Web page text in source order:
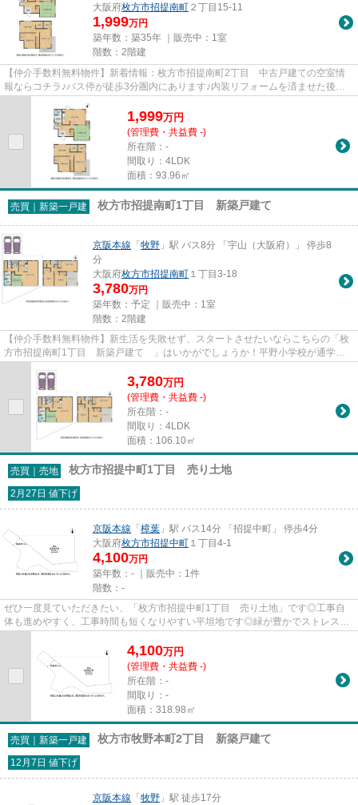
大阪府枚方市招提南町 ２丁目15-11
1,999万円
築年数：築35年 ｜販売中： 1室
階数：2階建
【仲介手数料無料物件】新着情報：枚方市招提南町2丁目 中古戸建ての空室情
報ならコチラ♪バス停が徒歩3分圏内にあります♪内装リフォームを済ませた後に
1,999万円
(管理費・共益費 -)
所在階：-
間取り：4LDK
面積：93.96㎡
売買｜新築一戸建 枚方市招提南町1丁目 新築戸建て
京阪本線 「 牧野 」駅 バス8分 「宇山（大阪府）」 停歩8
分
大阪府枚方市招提南町 １丁目3-18
3,780万円
築年数：予定 ｜販売中： 1室
階数：2階建
【仲介手数料無料物件】新生活を失敗せず、スタートさせたいならこちらの「枚
方市招提南町1丁目 新築戸建て 」はいかがでしょうか！平野小学校が通学範
3,780万円
(管理費・共益費 -)
所在階：-
間取り：4LDK
面積：106.10㎡
売買｜売地 枚方市招提中町1丁目 売り土地
2月27日 値下げ
京阪本線 「 樟葉 」駅 バス14分 「招提中町」 停歩4分
大阪府枚方市招提中町 １丁目4-1
4,100万円
築年数：- ｜販売中： 1件
階数：-
ぜひ一度見ていただきたい、「枚方市招提中町1丁目 売り土地」です◎工事自
体も進めやすく、工事時間も短くなりやすい平坦地です◎緑が豊かでストレスを
4,100万円
(管理費・共益費 -)
所在階：-
間取り：-
面積：318.98㎡
売買｜新築一戸建 枚方市牧野本町2丁目 新築戸建て
12月7日 値下げ
京阪本線 「 牧野 」駅 徒歩17分